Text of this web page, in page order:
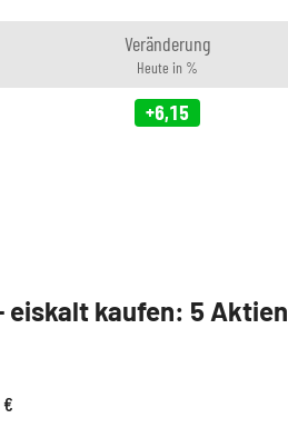
Veränderung
Heute in %
+6,15
eiskalt kaufen: 5 Aktien